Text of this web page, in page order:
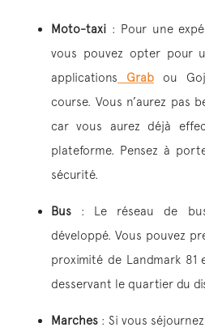
Moto-taxi : Pour une
vous pouvez opter pour
applications Grabou
course. Vous n’aurez pas
car vous aurez déjà
plateforme. Pensez à
sécurité.
Bus : Le réseau de
développé. Vous pouvez
proximité de Landmark 81
desservant le quartier du
Marches : Si vous